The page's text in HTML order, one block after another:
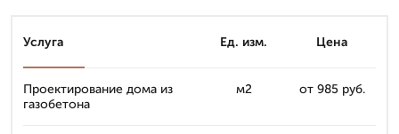
Услуга Ед. изм. Цена
Проектирование дома из
газобетона
м2 от 985 руб.